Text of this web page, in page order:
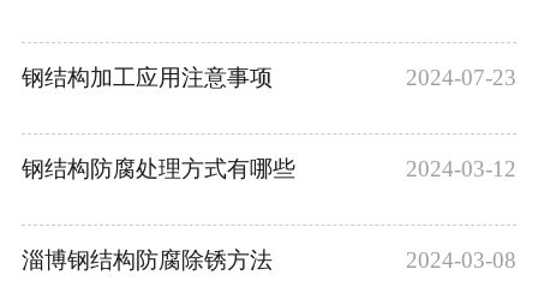
钢结构加工应用注意事项 2024-07-23
钢结构防腐处理方式有哪些 2024-03-12
淄博钢结构防腐除锈方法 2024-03-08